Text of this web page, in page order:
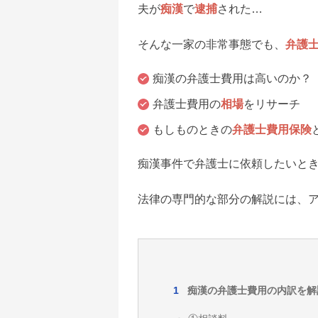
夫が痴漢で逮捕された…
そんな一家の非常事態でも、弁護
痴漢の弁護士費用は高いのか？
弁護士費用の相場をリサーチ
もしものときの弁護士費用保険
痴漢事件で弁護士に依頼したいと
法律の専門的な部分の解説には、
痴漢の弁護士費用の内訳を